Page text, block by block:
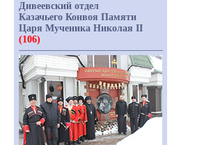
Дивеевский отдел
Казачьего Конвоя Памяти
Царя Мученика Николая II
(106)